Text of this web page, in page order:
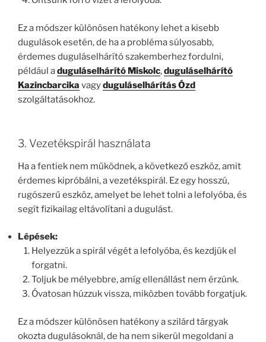
Ez a módszer különösen hatékony lehet a kisebb
dugulások esetén, de ha a probléma súlyosabb,
érdemes duguláselhárító szakemberhez fordulni,
például aduguláselhárító Miskolc,duguláselhárító
Kazincbarcika vagyduguláselhárítás Ózd
szolgáltatásokhoz.
3. Vezetékspirál használata
Ha a fentiek nem működnek, a következő eszköz, amit
érdemes kipróbálni, a vezetékspirál. Ez egy hosszú,
rugószerű eszköz, amelyet be lehet tolni a lefolyóba, és
segít fizikailag eltávolítani a dugulást.
Lépések:
Helyezzük a spirál végét a lefolyóba, és kezdjük el
forgatni.
Toljuk be mélyebbre, amíg ellenállást nem érzünk.
Óvatosan húzzuk vissza, miközben tovább forgatjuk.
Ez a módszer különösen hatékony a szilárd tárgyak
okozta dugulásoknál, de ha nem sikerül megoldani a